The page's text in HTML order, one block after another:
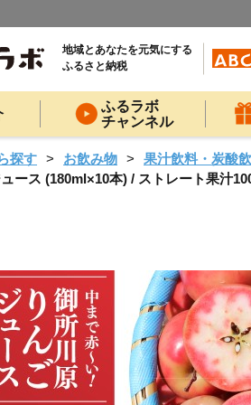
地域とあなたを元気にする
ふるさと納税
ふるラボ
チャンネル
探す お飲み物
果汁飲料・炭酸
ース (180ml×10本) / ストレート果汁